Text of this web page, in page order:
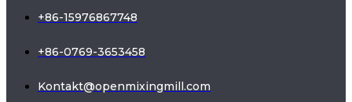
+86-15976867748
+86-0769-3653458
Kontakt@openmixingmill.com